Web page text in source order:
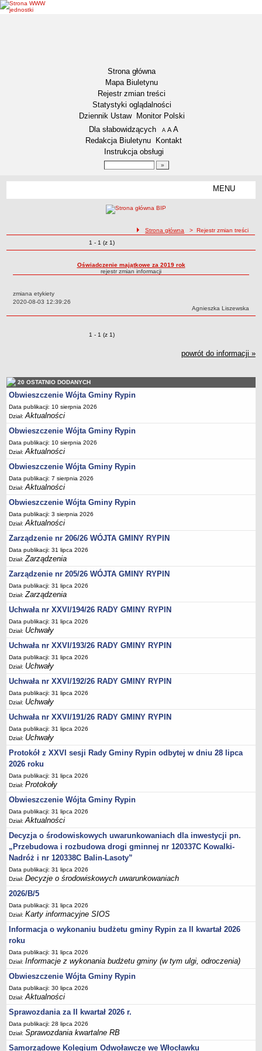
Strona główna
Mapa Biuletynu
Rejestr zmian treści
Statystyki oglądalności
Dziennik Ustaw
Monitor Polski
Menu dodatkowe
Dla słabowidzących A pomniejsz czcionkę
A standardowy rozmiar czcionki
A
Redakcja Biuletynu
Kontakt
Instrukcja obsługi
MENU
Dane statystyczne
Zadania publiczne
Związki i stowarzyszenia
Rejestr zbiorów danych osobowych
AKTUALNOŚCI I OGŁOSZENIA
URZĄD GMINY
Dane teleadresowe
Tabela informacyjna
Czas pracy urzędu
Nr konta bankowego, NIP, REGON
Pracownicy urzędu - urząd gminy
Pracownicy urzędu - baza magazynowo - warsztatowa
Kompetencje referatów
Regulamin organizacyjny
Regulamin naboru na wolne stanowiska urzędnicze
Ogłoszenia o naborze na wolne stanowiska urzędnicze
Lista kandydatów spełniających wymagania formalne w naborach na
wolne stanowiska urzędnicze
Wyniki naboru na wolne stanowiska urzędnicze
Petycje
Sygnaliści
Galeria
Raporty o stanie dostępności
Wnioski
WŁADZE I STRUKTURA
Struktura organizacyjna
Rada gminy
Wójt
Urząd gminy
Jednostki organizacyjne, GOPS, Instytucja kultury, OSP
Jednostki pomocnicze - sołectwa
Plan pracy komisji rewizyjnej
Sesje Rady Gminy Rypin
Statut
Strategia rozwoju
Uchwały
Protokoły
Imienne wykazy głosowań radnych
Postać dokumentów
Akty Prawne, Dzienniki Ustaw, Monitory Polskie
Prawo miejscowe
Zarządzenia
Studium uwarunkowań i kierunków zagospodarowania
przestrzennego
Dane przestrzenne - MPZP
Stałe obwody głosowania, numery, granice oraz siedziby
obwodowych komisji wyborczych, opis granic okręgów wyborczych
Plan ogólny gminy Rypin
ścieżka nawigacji
Strona główna > Rejestr zmian treści
Zmiany o pozycjach
1 - 1 (z 1)
Oświadczenie majątkowe za 2019 rok
rejestr zmian informacji
zmiana etykiety
Data:
2020-08-03 12:39:26
Autor:
Agnieszka Liszewska
Zmiany o pozycjach
1 - 1 (z 1)
powrót do informacji »
20 OSTATNIO DODANYCH
Obwieszczenie Wójta Gminy Rypin
Data publikacji: 10 sierpnia 2026
Dział:Aktualności
Obwieszczenie Wójta Gminy Rypin
Data publikacji: 10 sierpnia 2026
Dział:Aktualności
Obwieszczenie Wójta Gminy Rypin
Data publikacji: 7 sierpnia 2026
Dział:Aktualności
Obwieszczenie Wójta Gminy Rypin
Data publikacji: 3 sierpnia 2026
Dział:Aktualności
Zarządzenie nr 206/26 WÓJTA GMINY RYPIN
Data publikacji: 31 lipca 2026
Dział:Zarządzenia
Zarządzenie nr 205/26 WÓJTA GMINY RYPIN
Data publikacji: 31 lipca 2026
Dział:Zarządzenia
Uchwała nr XXVI/194/26 RADY GMINY RYPIN
Data publikacji: 31 lipca 2026
Dział: Uchwały
Uchwała nr XXVI/193/26 RADY GMINY RYPIN
Data publikacji: 31 lipca 2026
Dział: Uchwały
Uchwała nr XXVI/192/26 RADY GMINY RYPIN
Data publikacji: 31 lipca 2026
Dział: Uchwały
Uchwała nr XXVI/191/26 RADY GMINY RYPIN
Data publikacji: 31 lipca 2026
Dział: Uchwały
Protokół z XXVI sesji Rady Gminy Rypin odbytej w dniu 28 lipca
2026 roku
Data publikacji: 31 lipca 2026
Dział:Protokoły
Obwieszczenie Wójta Gminy Rypin
Data publikacji: 31 lipca 2026
Dział:Aktualności
Decyzja o środowiskowych uwarunkowaniach dla inwestycji pn.
„Przebudowa i rozbudowa drogi gminnej nr 120337C Kowalki-
Nadróż i nr 120338C Balin-Lasoty”
Data publikacji: 31 lipca 2026
Dział:Decyzje o środowiskowych uwarunkowaniach
2026/B/5
Data publikacji: 31 lipca 2026
Dział:Karty informacyjne SIOS
Informacja o wykonaniu budżetu gminy Rypin za II kwartał 2026
roku
Data publikacji: 31 lipca 2026
Dział:Informacje z wykonania budżetu gminy (w tym ulgi, odroczenia)
Obwieszczenie Wójta Gminy Rypin
Data publikacji: 30 lipca 2026
Dział:Aktualności
Sprawozdania za II kwartał 2026 r.
Data publikacji: 28 lipca 2026
Dział:Sprawozdania kwartalne RB
Samorządowe Kolegium Odwoławcze we Włocławku